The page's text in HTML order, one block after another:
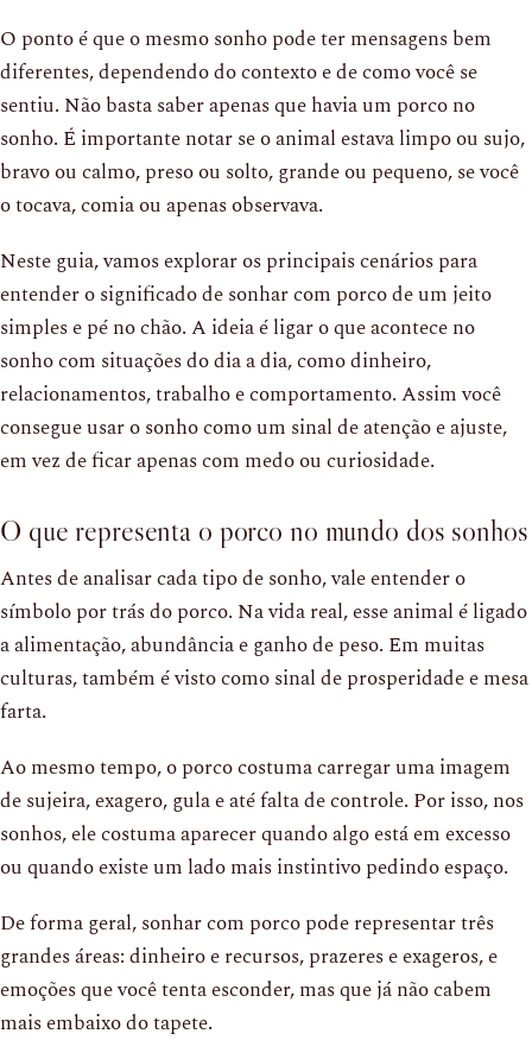
O ponto é que o mesmo sonho pode ter mensagens bem
diferentes, dependendo do contexto e de como você se
sentiu. Não basta saber apenas que havia um porco no
sonho. É importante notar se o animal estava limpo ou sujo,
bravo ou calmo, preso ou solto, grande ou pequeno, se você
o tocava, comia ou apenas observava.
Neste guia, vamos explorar os principais cenários para
entender o significado de sonhar com porco de um jeito
simples e pé no chão. A ideia é ligar o que acontece no
sonho com situações do dia a dia, como dinheiro,
relacionamentos, trabalho e comportamento. Assim você
consegue usar o sonho como um sinal de atenção e ajuste,
em vez de ficar apenas com medo ou curiosidade.
O que representa o porco no mundo dos sonhos
Antes de analisar cada tipo de sonho, vale entender o
símbolo por trás do porco. Na vida real, esse animal é ligado
a alimentação, abundância e ganho de peso. Em muitas
culturas, também é visto como sinal de prosperidade e mesa
farta.
Ao mesmo tempo, o porco costuma carregar uma imagem
de sujeira, exagero, gula e até falta de controle. Por isso, nos
sonhos, ele costuma aparecer quando algo está em excesso
ou quando existe um lado mais instintivo pedindo espaço.
De forma geral, sonhar com porco pode representar três
grandes áreas: dinheiro e recursos, prazeres e exageros, e
emoções que você tenta esconder, mas que já não cabem
mais embaixo do tapete.